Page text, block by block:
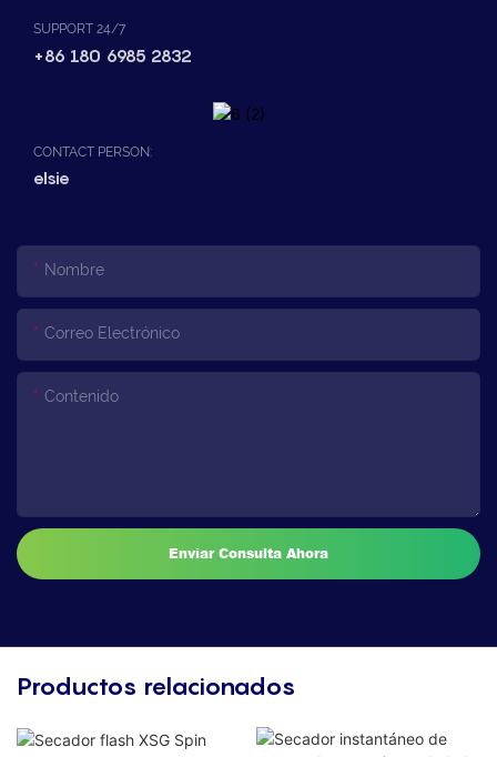
SUPPORT 24/7
+86 180 6985 2832
CONTACT PERSON:
elsie
Nombre
Correo Electrónico
Contenido
Enviar Consulta Ahora
Productos relacionados